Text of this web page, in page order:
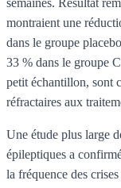
montraient une
dans le groupe
33 % dans le groupe
petit échantillon, sont
réfractaires aux
Une étude plus large
épileptiques a
la fréquence des